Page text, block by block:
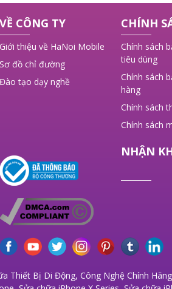
VỀ CÔNG TY
Giới thiệu về HaNoi Mobile
Sơ đồ chỉ đường
Đào tạo dạy nghề
CHÍNH
Chính sách
tiêu dùng
Chính sách
hàng
Chính sách
Chính sách
NHẬN
Thiết Bị Di Động, Công Nghệ Chính